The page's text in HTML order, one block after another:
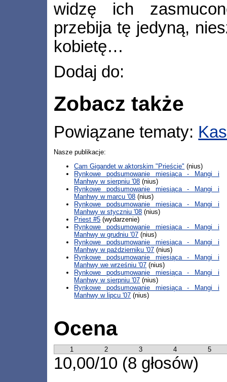
widzę ich
przebija tę jedyną,
kobietę…
Dodaj do:
Zobacz także
Powiązane tematy:
Nasze publikacje:
Cam Gigandet w aktorskim "Prieście" (nius)
Rynkowe podsumowanie miesiąca - Mangi i
Manhwy w sierpniu '08 (nius)
Rynkowe podsumowanie miesiąca - Mangi i
Manhwy w marcu '08 (nius)
Rynkowe podsumowanie miesiąca - Mangi i
Manhwy w styczniu '08 (nius)
Priest #5 (wydarzenie)
Rynkowe podsumowanie miesiąca - Mangi i
Manhwy w grudniu '07 (nius)
Rynkowe podsumowanie miesiąca - Mangi i
Manhwy w październiku '07 (nius)
Rynkowe podsumowanie miesiąca - Mangi i
Manhwy we wrześniu '07 (nius)
Rynkowe podsumowanie miesiąca - Mangi i
Manhwy w sierpniu '07 (nius)
Rynkowe podsumowanie miesiąca - Mangi i
Manhwy w lipcu '07 (nius)
Ocena
1 2 3 4 5
10,00/10 (8 głosów)